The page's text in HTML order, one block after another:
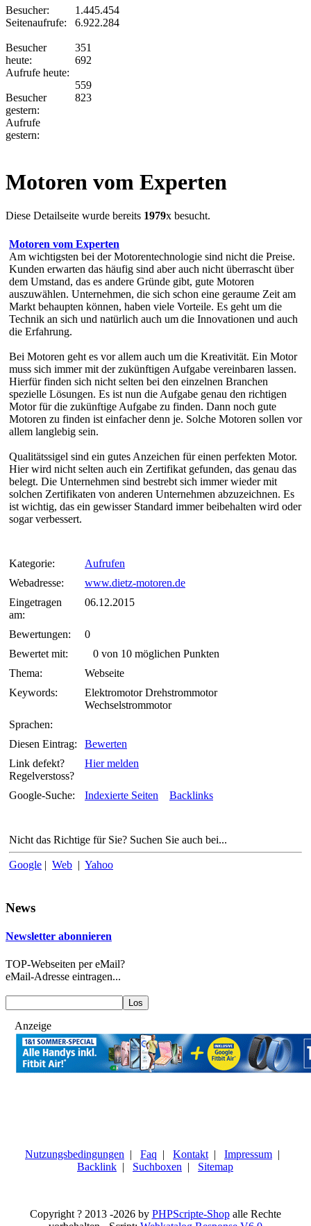
Besucher:
Seitenaufrufe:
Besucher
heute:
Aufrufe heute:
Besucher
gestern:
Aufrufe
gestern:
1.445.454
6.922.284
351
692
559
823
Motoren vom Experten
Diese Detailseite wurde bereits 1979x besucht.
Motoren vom Experten
Am wichtigsten bei der Motorentechnologie sind nicht die Preise.
Kunden erwarten das häufig sind aber auch nicht überrascht über
dem Umstand, das es andere Gründe gibt, gute Motoren
auszuwählen. Unternehmen, die sich schon eine geraume Zeit am
Markt behaupten können, haben viele Vorteile. Es geht um die
Technik an sich und natürlich auch um die Innovationen und auch
die Erfahrung.
Bei Motoren geht es vor allem auch um die Kreativität. Ein Motor
muss sich immer mit der zukünftigen Aufgabe vereinbaren lassen.
Hierfür finden sich nicht selten bei den einzelnen Branchen
spezielle Lösungen. Es ist nun die Aufgabe genau den richtigen
Motor für die zukünftige Aufgabe zu finden. Dann noch gute
Motoren zu finden ist einfacher denn je. Solche Motoren sollen vor
allem langlebig sein.
Qualitätssigel sind ein gutes Anzeichen für einen perfekten Motor.
Hier wird nicht selten auch ein Zertifikat gefunden, das genau das
belegt. Die Unternehmen sind bestrebt sich immer wieder mit
solchen Zertifikaten von anderen Unternehmen abzuzeichnen. Es
ist wichtig, das ein gewisser Standard immer beibehalten wird oder
sogar verbessert.
Kategorie:
Aufrufen
Webadresse:
www.dietz-motoren.de
Eingetragen
am:
06.12.2015
Bewertungen:
0
Bewertet mit:
0 von 10 möglichen Punkten
Thema:
Webseite
Keywords:
Elektromotor Drehstrommotor
Wechselstrommotor
Sprachen:
Diesen Eintrag:
Bewerten
Link defekt?
Regelverstoss?
Hier melden
Google-Suche: Indexierte Seiten Backlinks
Nicht das Richtige für Sie? Suchen Sie auch bei...
Google | Web | Yahoo
News
Newsletter abonnieren
TOP-Webseiten per eMail?
eMail-Adresse eintragen...
Anzeige
Nutzungsbedingungen | Faq | Kontakt | Impressum |
Backlink | Suchboxen | Sitemap
Copyright ? 2013 -2026 by PHPScripte-Shopalle Rechte